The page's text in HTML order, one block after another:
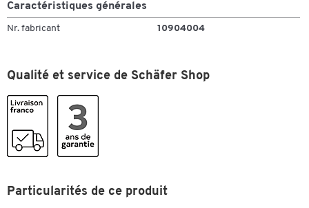
Caractéristiques générales
Nr. fabricant 10904004
Qualité et service de Schäfer Shop
Particularités de ce produit